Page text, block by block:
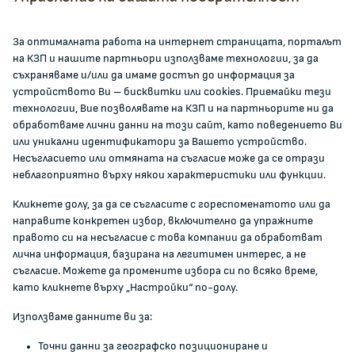
ЗА КОМИСИЯТА
За КЗП
Кои сме ние
Кариери
Администрация
Документи и други актове
Информация
Полезни връзки
ЖАЛБИ И РЕГИСТРИ
За оптималната работа на интернет страницата, порталът
на КЗП и нашите партньори използваме технологии, за да
съхраняваме и/или да имаме достъп до информация за
устройството Ви – бисквитки или cookies. Приемайки тези
технологии, Вие позволявате на КЗП и на партньорите ни да
обработваме лични данни на този сайт, като поведението Ви
или уникални идентификатори за Вашето устройство.
Несъгласието или отмяната на съгласие може да се отрази
неблагоприятно върху някои характеристики или функции.
Кликнете долу, за да се съгласите с гореспоменатото или да
направите конкретен избор, включително да упражните
правото си на несъгласие с това компании да обработват
лична информация, базирана на легитимен интерес, а не
съгласие. Можете да промените избора си по всяко време,
като кликнете върху „Настройки“ по-долу.
Използваме данните ви за:
Точни данни за географско позициониране и